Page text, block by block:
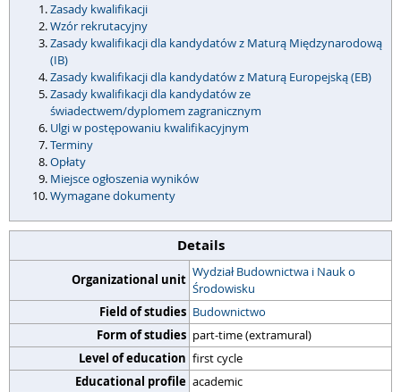
Zasady kwalifikacji
Wzór rekrutacyjny
Zasady kwalifikacji dla kandydatów z Maturą Międzynarodową
(IB)
Zasady kwalifikacji dla kandydatów z Maturą Europejską (EB)
Zasady kwalifikacji dla kandydatów ze
świadectwem/dyplomem zagranicznym
Ulgi w postępowaniu kwalifikacyjnym
Terminy
Opłaty
Miejsce ogłoszenia wyników
Wymagane dokumenty
Details
Organizational unit Wydział Budownictwa i Nauk o
Środowisku
Field of studies Budownictwo
Form of studies part-time (extramural)
Level of education first cycle
Educational profile academic